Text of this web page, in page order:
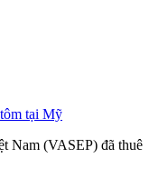
tại Mỹ
Nam (VASEP) đã thuê